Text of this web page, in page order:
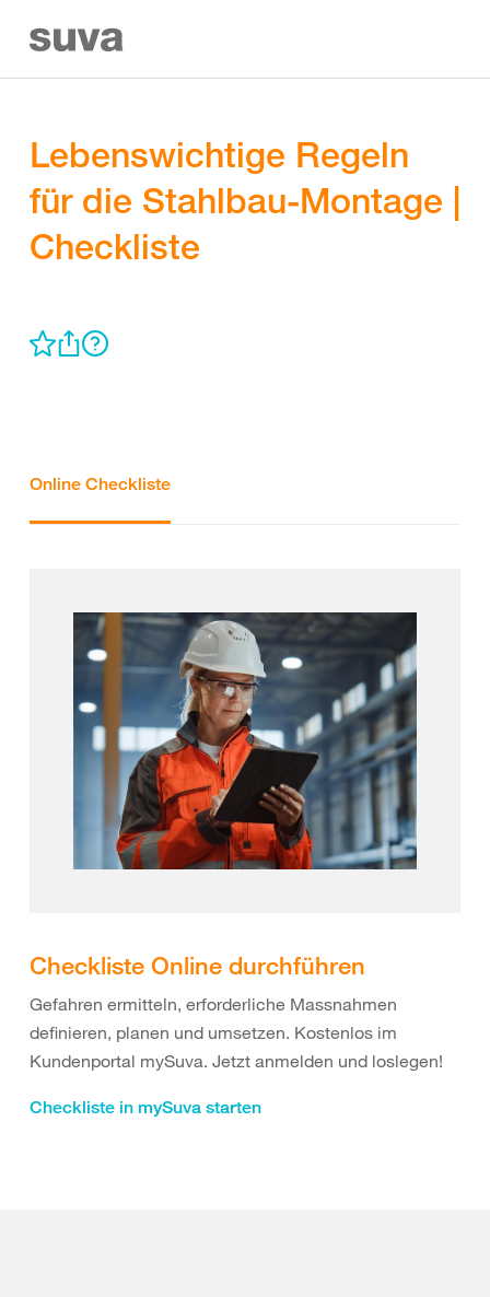
Lebenswichtige Regeln
für die Stahlbau-Montage |
Checkliste
Online Checkliste
Checkliste Online durchführen
Gefahren ermitteln, erforderliche Massnahmen
definieren, planen und umsetzen. Kostenlos im
Kundenportal mySuva. Jetzt anmelden und loslegen!
Checkliste in mySuva starten